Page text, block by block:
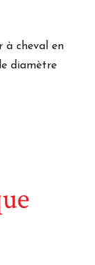
à cheval en
diamètre